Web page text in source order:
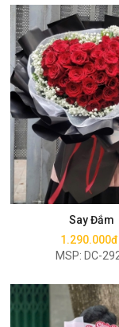
Say Đắm
1.290.000đ
MSP: DC-
Mua ngay